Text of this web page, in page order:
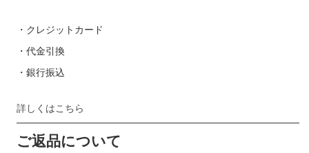
・クレジットカード
・代金引換
・銀行振込
詳しくはこちら
ご返品について